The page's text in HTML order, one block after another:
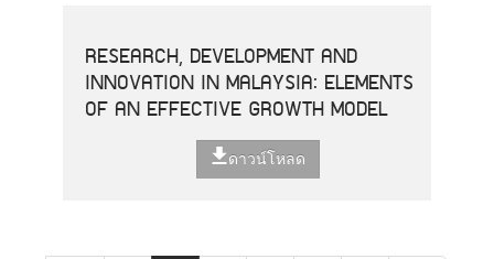
RESEARCH, DEVELOPMENT AND
INNOVATION IN MALAYSIA: ELEMENTS
OF AN EFFECTIVE GROWTH MODEL
ดาวน์โหลด